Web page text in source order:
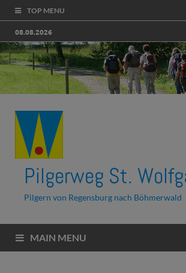
TOP MENU
08.08.2026
Pilgerweg St.
Pilgern von Regensburg nach Böhmerwald
MAIN MENU